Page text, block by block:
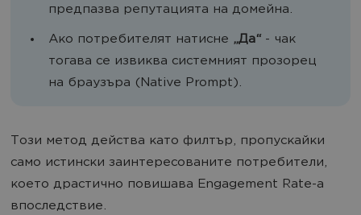
предпазва репутацията на домейна.
Ако потребителят натисне „Да“ - чак
тогава се извиква системният прозорец
на браузъра (Native Prompt).
Този метод действа като филтър, пропускайки
само истински заинтересованите потребители,
което драстично повишава Engagement Rate-а
впоследствие.